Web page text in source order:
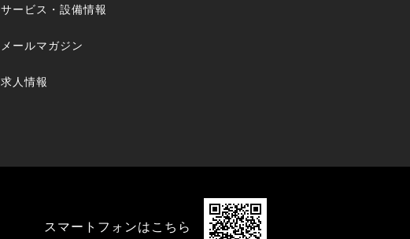
サービス・設備情報
メールマガジン
求人情報
スマートフォンはこちら